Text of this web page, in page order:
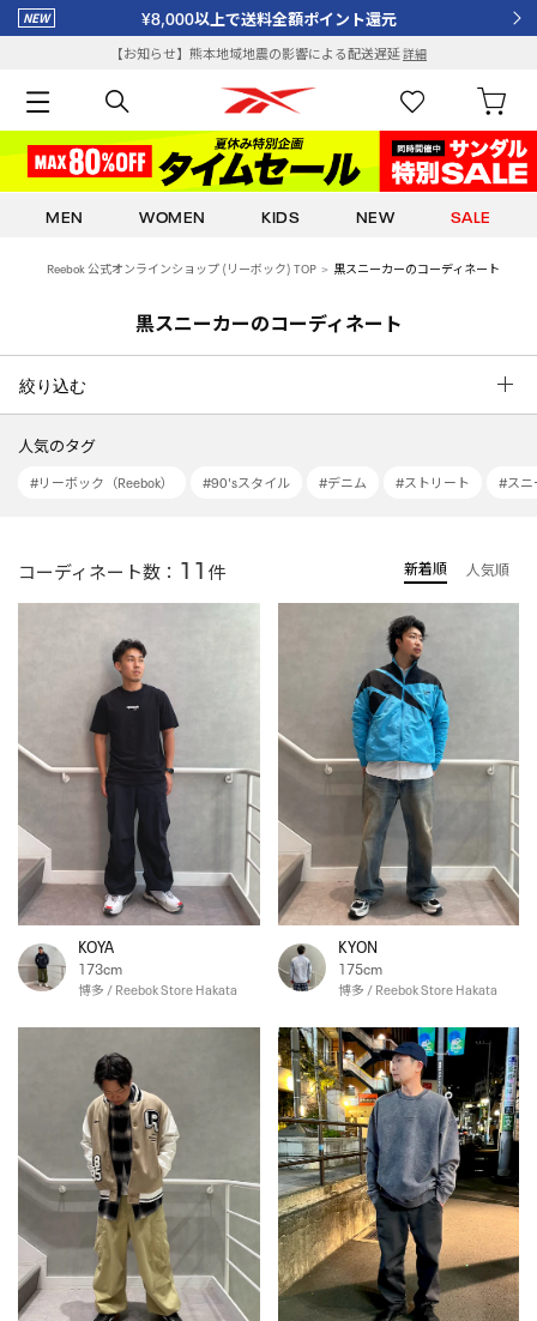
¥8,000以上で送料全額ポイント還元
【お知らせ】熊本地域地震の影響による配送遅延詳細
MEN WOMEN KIDS NEW SALE
Reebok 公式オンラインショップ (リーボック) TOP 黒スニーカーのコーディネート
黒スニーカーのコーディネート
絞り込む
人気のタグ
#リーボック（Reebok） #90'sスタイル #デニム #ストリート #スニ
コーディネート数： 11 件 新着順 人気順
KOYA
173cm
博多 / Reebok Store Hakata
KYON
175cm
博多 / Reebok Store Hakata